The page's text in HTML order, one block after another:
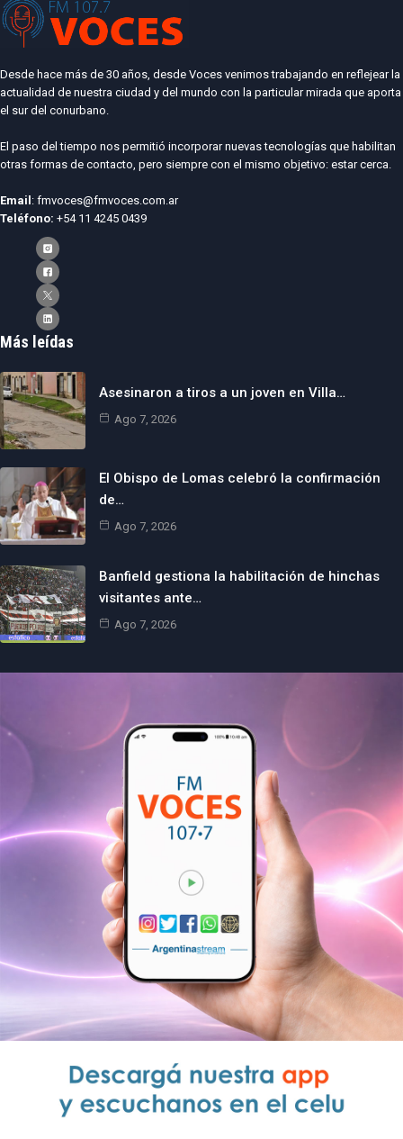
Desde hace más de 30 años, desde Voces venimos trabajando en reflejear la
actualidad de nuestra ciudad y del mundo con la particular mirada que aporta
el sur del conurbano.
El paso del tiempo nos permitió incorporar nuevas tecnologías que habilitan
otras formas de contacto, pero siempre con el mismo objetivo: estar cerca.
Email : fmvoces@fmvoces.com.ar
Teléfono: +54 11 4245 0439
Más leídas
Asesinaron a tiros a un joven en Villa…
Ago 7, 2026
El Obispo de Lomas celebró la confirmación
de…
Ago 7, 2026
Banfield gestiona la habilitación de hinchas
visitantes ante…
Ago 7, 2026